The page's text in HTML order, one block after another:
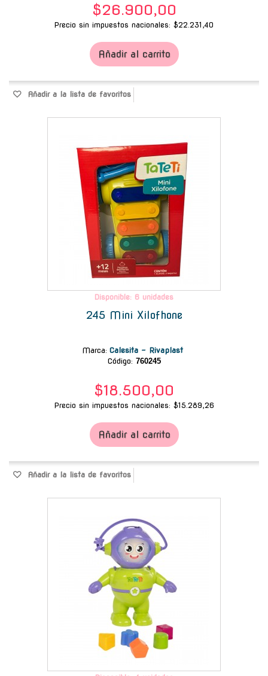
$26.900,00
Precio sin impuestos nacionales: $22.231,40
Añadir al carrito
Añadir a la lista de favoritos
Disponible: 6 unidades
245 Mini Xilofhone
Marca: Calesita - Rivaplast
Código: 760245
$18.500,00
Precio sin impuestos nacionales: $15.289,26
Añadir al carrito
Añadir a la lista de favoritos